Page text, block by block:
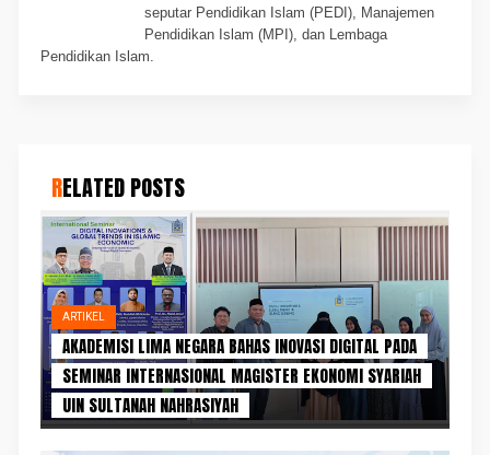
seputar Pendidikan Islam (PEDI), Manajemen
Pendidikan Islam (MPI), dan Lembaga
Pendidikan Islam.
RELATED POSTS
ARTIKEL
AKADEMISI LIMA NEGARA BAHAS INOVASI DIGITAL PADA
SEMINAR INTERNASIONAL MAGISTER EKONOMI SYARIAH
UIN SULTANAH NAHRASIYAH